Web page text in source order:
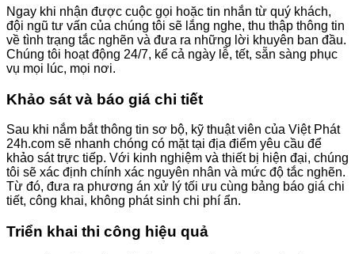
Ngay khi nhận được cuộc gọi hoặc tin nhắn từ quý khách,
đội ngũ tư vấn của chúng tôi sẽ lắng nghe, thu thập thông tin
về tình trạng tắc nghẽn và đưa ra những lời khuyên ban đầu.
Chúng tôi hoạt động 24/7, kể cả ngày lễ, tết, sẵn sàng phục
vụ mọi lúc, mọi nơi.
Khảo sát và báo giá chi tiết
Sau khi nắm bắt thông tin sơ bộ, kỹ thuật viên của Việt Phát
24h.com sẽ nhanh chóng có mặt tại địa điểm yêu cầu để
khảo sát trực tiếp. Với kinh nghiệm và thiết bị hiện đại, chúng
tôi sẽ xác định chính xác nguyên nhân và mức độ tắc nghẽn.
Từ đó, đưa ra phương án xử lý tối ưu cùng bảng báo giá chi
tiết, công khai, không phát sinh chi phí ẩn.
Triển khai thi công hiệu quả